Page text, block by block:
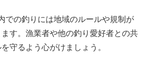
での釣りには地域のルールや規制が
す。漁業者や他の釣り愛好者との共
守るよう心がけましょう。